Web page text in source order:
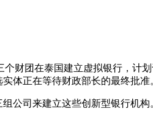
财团在泰国建立虚拟银行，计
体正在等待财政部长的最终批准
公司来建立这些创新型银行机构